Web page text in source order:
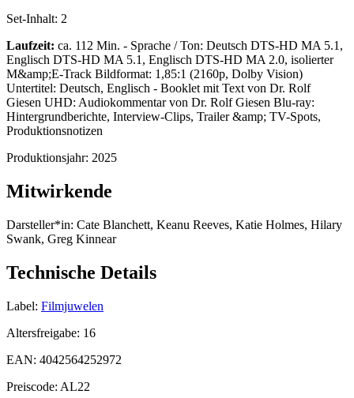
Set-Inhalt: 2
Laufzeit: ca. 112 Min. - Sprache / Ton: Deutsch DTS-HD MA 5.1,
Englisch DTS-HD MA 5.1, Englisch DTS-HD MA 2.0, isolierter
M&amp;E-Track Bildformat: 1,85:1 (2160p, Dolby Vision)
Untertitel: Deutsch, Englisch - Booklet mit Text von Dr. Rolf
Giesen UHD: Audiokommentar von Dr. Rolf Giesen Blu-ray:
Hintergrundberichte, Interview-Clips, Trailer &amp; TV-Spots,
Produktionsnotizen
Produktionsjahr: 2025
Mitwirkende
Darsteller*in: Cate Blanchett, Keanu Reeves, Katie Holmes, Hilary
Swank, Greg Kinnear
Technische Details
Label: Filmjuwelen
Altersfreigabe: 16
EAN: 4042564252972
Preiscode: AL22